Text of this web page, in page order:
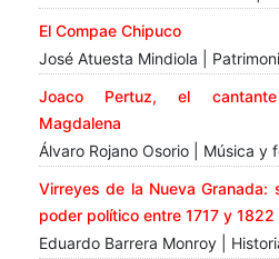
El Compae Chipuco
José Atuesta Mindiola |
Joaco Pertuz, el
Magdalena
Álvaro Rojano Osorio | Música y
Virreyes de la Nueva Granada:
poder político entre 1717 y 1822
Eduardo Barrera Monroy |